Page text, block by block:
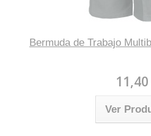
Bermuda de Trabajo
Ver